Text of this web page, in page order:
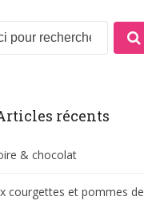
récents
& chocolat
courgettes et pommes de